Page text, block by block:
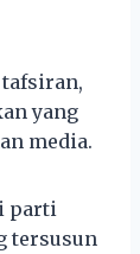
yang
media.
parti
tersusun